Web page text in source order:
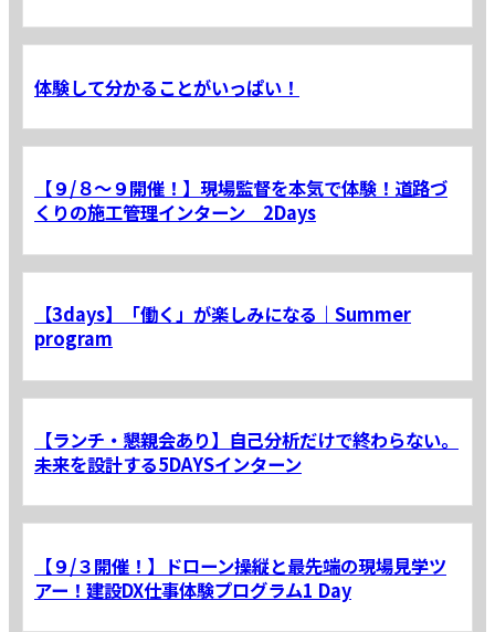
体験して分かることがいっぱい！
【９/８～９開催！】現場監督を本気で体験！道路づ
くりの施工管理インターン 2Days
【3days】「働く」が楽しみになる｜Summer
program
【ランチ・懇親会あり】自己分析だけで終わらない。
未来を設計する5DAYSインターン
【９/３開催！】ドローン操縦と最先端の現場見学ツ
アー！建設DX仕事体験プログラム1 Day